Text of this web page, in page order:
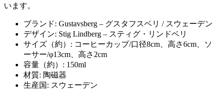
います。
ブランド: Gustavsberg – グスタフスベリ / スウェーデン
デザイン: Stig Lindberg – スティグ・リンドベリ
サイズ（約）: コーヒーカップ/口径8cm、高さ6cm、ソ
ーサー/φ13cm、高さ2cm
容量（約）: 150ml
材質: 陶磁器
生産国: スウェーデン